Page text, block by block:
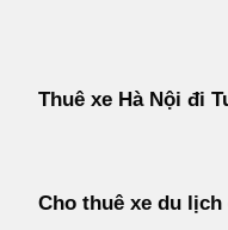
Thuê xe Hà Nội đi
Cho thuê xe du lịch